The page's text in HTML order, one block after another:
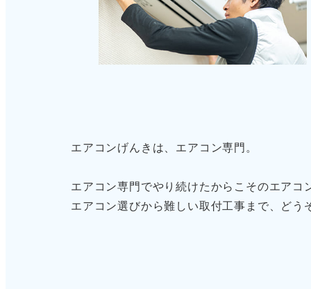
エアコンげんきは、エアコン専門。
エアコン専門でやり続けたからこそのエアコ
エアコン選びから難しい取付工事まで、どう